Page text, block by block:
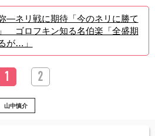
―ネリ戦に期待「今のネリに勝て
ゴロフキン知る名伯楽「全盛期
が…」
1 2
山中慎介